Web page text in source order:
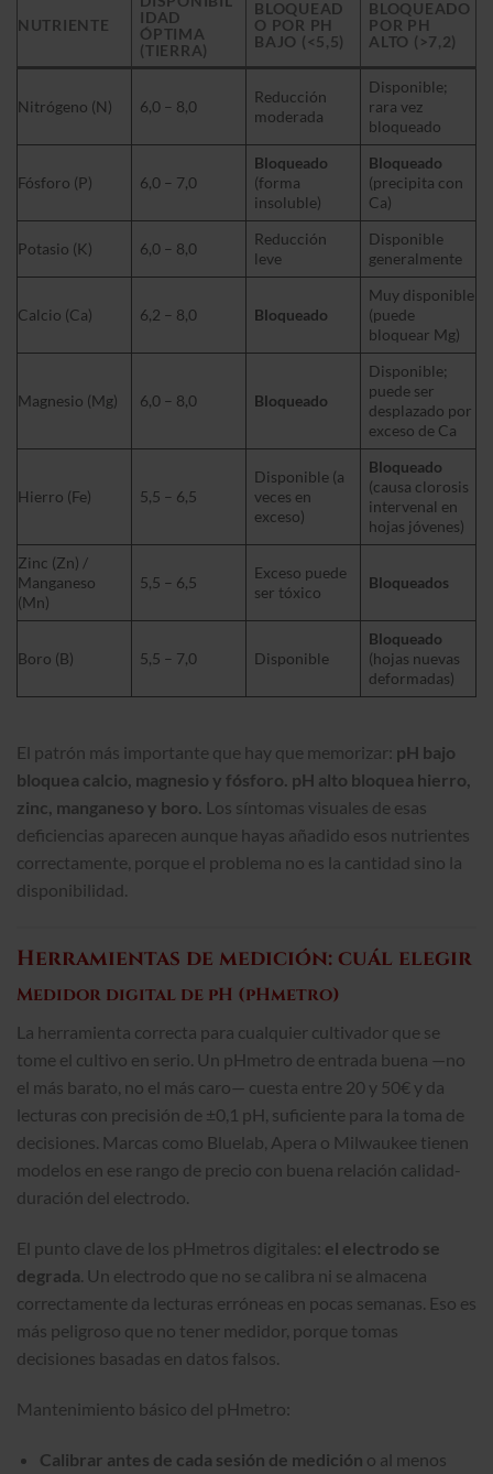
NUTRIENTE
IDAD
ÓPTIMA
(TIERRA)
BLOQUEAD
O POR PH
BAJO (<5,5)
BLOQUEADO
POR PH
ALTO (>7,2)
Nitrógeno (N) 6,0 – 8,0
Reducción
moderada
Disponible;
rara vez
bloqueado
Fósforo (P) 6,0 – 7,0
Bloqueado
(forma
insoluble)
Bloqueado
(precipita con
Ca)
Potasio (K) 6,0 – 8,0
Reducción
leve
Disponible
generalmente
Calcio (Ca) 6,2 – 8,0 Bloqueado
Muy disponible
(puede
bloquear Mg)
Magnesio (Mg) 6,0 – 8,0 Bloqueado
Disponible;
puede ser
desplazado por
exceso de Ca
Hierro (Fe) 5,5 – 6,5
Disponible (a
veces en
exceso)
Bloqueado
(causa clorosis
intervenal en
hojas jóvenes)
Zinc (Zn) /
Manganeso
(Mn)
5,5 – 6,5
Exceso puede
ser tóxico
Bloqueados
Boro (B) 5,5 – 7,0 Disponible
Bloqueado
(hojas nuevas
deformadas)
El patrón más importante que hay que memorizar: pH bajo
bloquea calcio, magnesio y fósforo. pH alto bloquea hierro,
zinc, manganeso y boro. Los síntomas visuales de esas
deficiencias aparecen aunque hayas añadido esos nutrientes
correctamente, porque el problema no es la cantidad sino la
disponibilidad.
Herramientas de medición: cuál elegir
Medidor digital de pH (pHmetro)
La herramienta correcta para cualquier cultivador que se
tome el cultivo en serio. Un pHmetro de entrada buena —no
el más barato, no el más caro— cuesta entre 20 y 50€ y da
lecturas con precisión de ±0,1 pH, suficiente para la toma de
decisiones. Marcas como Bluelab, Apera o Milwaukee tienen
modelos en ese rango de precio con buena relación calidad-
duración del electrodo.
El punto clave de los pHmetros digitales: el electrodo se
degrada. Un electrodo que no se calibra ni se almacena
correctamente da lecturas erróneas en pocas semanas. Eso es
más peligroso que no tener medidor, porque tomas
decisiones basadas en datos falsos.
Mantenimiento básico del pHmetro:
Calibrar antes de cada sesión de medición o al menos